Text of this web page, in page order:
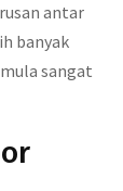
antar
banyak
sangat